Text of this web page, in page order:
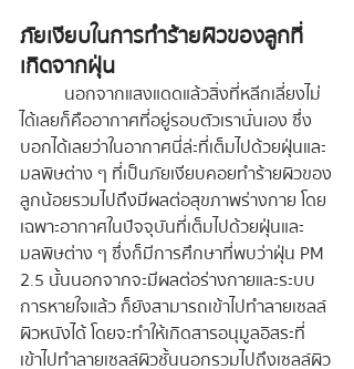
ภัยเงียบในการทำร้ายผิวของลูกที่
เกิดจากฝุ่น
ได้เลยก็คืออากาศที่อยู่รอบตัวเรานั่นเอง ซึ่ง
บอกได้เลยว่าในอากาศนี่ล่ะที่เต็มไปด้วยฝุ่นและ
มลพิษต่าง ๆ ที่เป็นภัยเงียบคอยทำร้ายผิวของ
ลูกน้อยรวมไปถึงมีผลต่อสุขภาพร่างกาย โดย
เฉพาะอากาศในปัจจุบันที่เต็มไปด้วยฝุ่นและ
มลพิษต่าง ๆ ซึ่งก็มีการศึกษาที่พบว่าฝุ่น PM
2.5 นั้นนอกจากจะมีผลต่อร่างกายและระบบ
การหายใจแล้ว ก็ยังสามารถเข้าไปทำลายเซลล์
ผิวหนังได้ โดยจะทำให้เกิดสารอนุมูลอิสระที่
เข้าไปทำลายเซลล์ผิวชั้นนอกรวมไปถึงเซลล์ผิว